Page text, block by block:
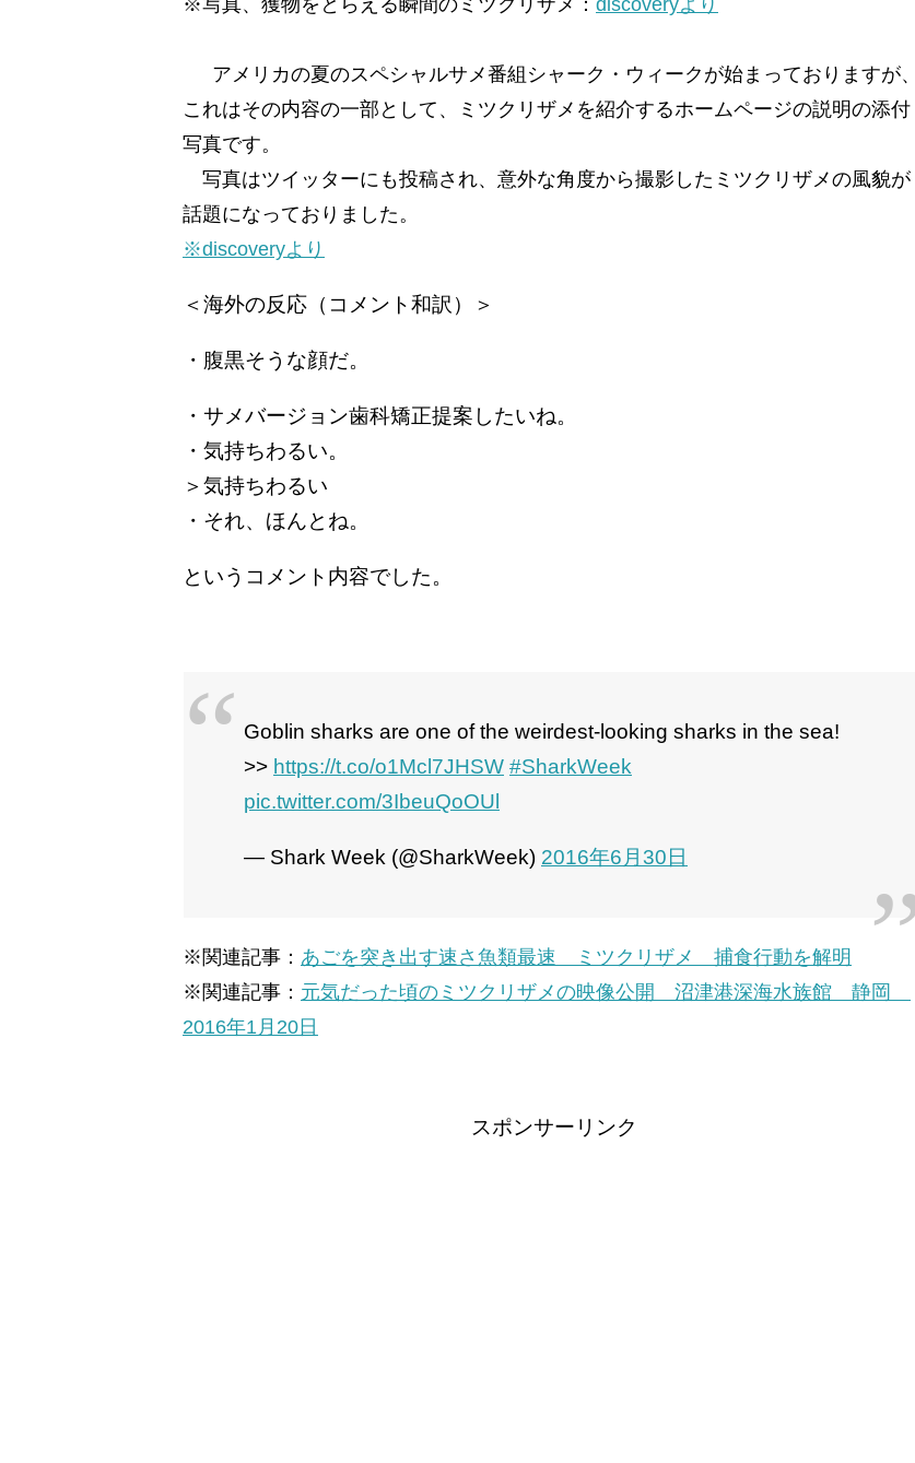
アメリカの夏のスペシャルサメ番組シャーク・ウィークが始まっておりますが、
これはその内容の一部として、ミツクリザメを紹介するホームページの説明の添付
写真です。
写真はツイッターにも投稿され、意外な角度から撮影したミツクリザメの風貌が
話題になっておりました。
※discoveryより
＜海外の反応（コメント和訳）＞
・腹黒そうな顔だ。
・サメバージョン歯科矯正提案したいね。
・気持ちわるい。
＞気持ちわるい
・それ、ほんとね。
というコメント内容でした。
Goblin sharks are one of the weirdest-looking sharks in the sea!
>> https://t.co/o1Mcl7JHSW #SharkWeek
pic.twitter.com/3IbeuQoOUl
— Shark Week (@SharkWeek) 2016年6月30日
※関連記事： あごを突き出す速さ魚類最速 ミツクリザメ 捕食行動を解明
※関連記事： 元気だった頃のミツクリザメの映像公開 沼津港深海水族館 静岡
2016年1月20日
スポンサーリンク